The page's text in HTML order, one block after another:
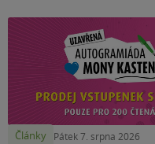
Články Pátek 7. srpna 2026